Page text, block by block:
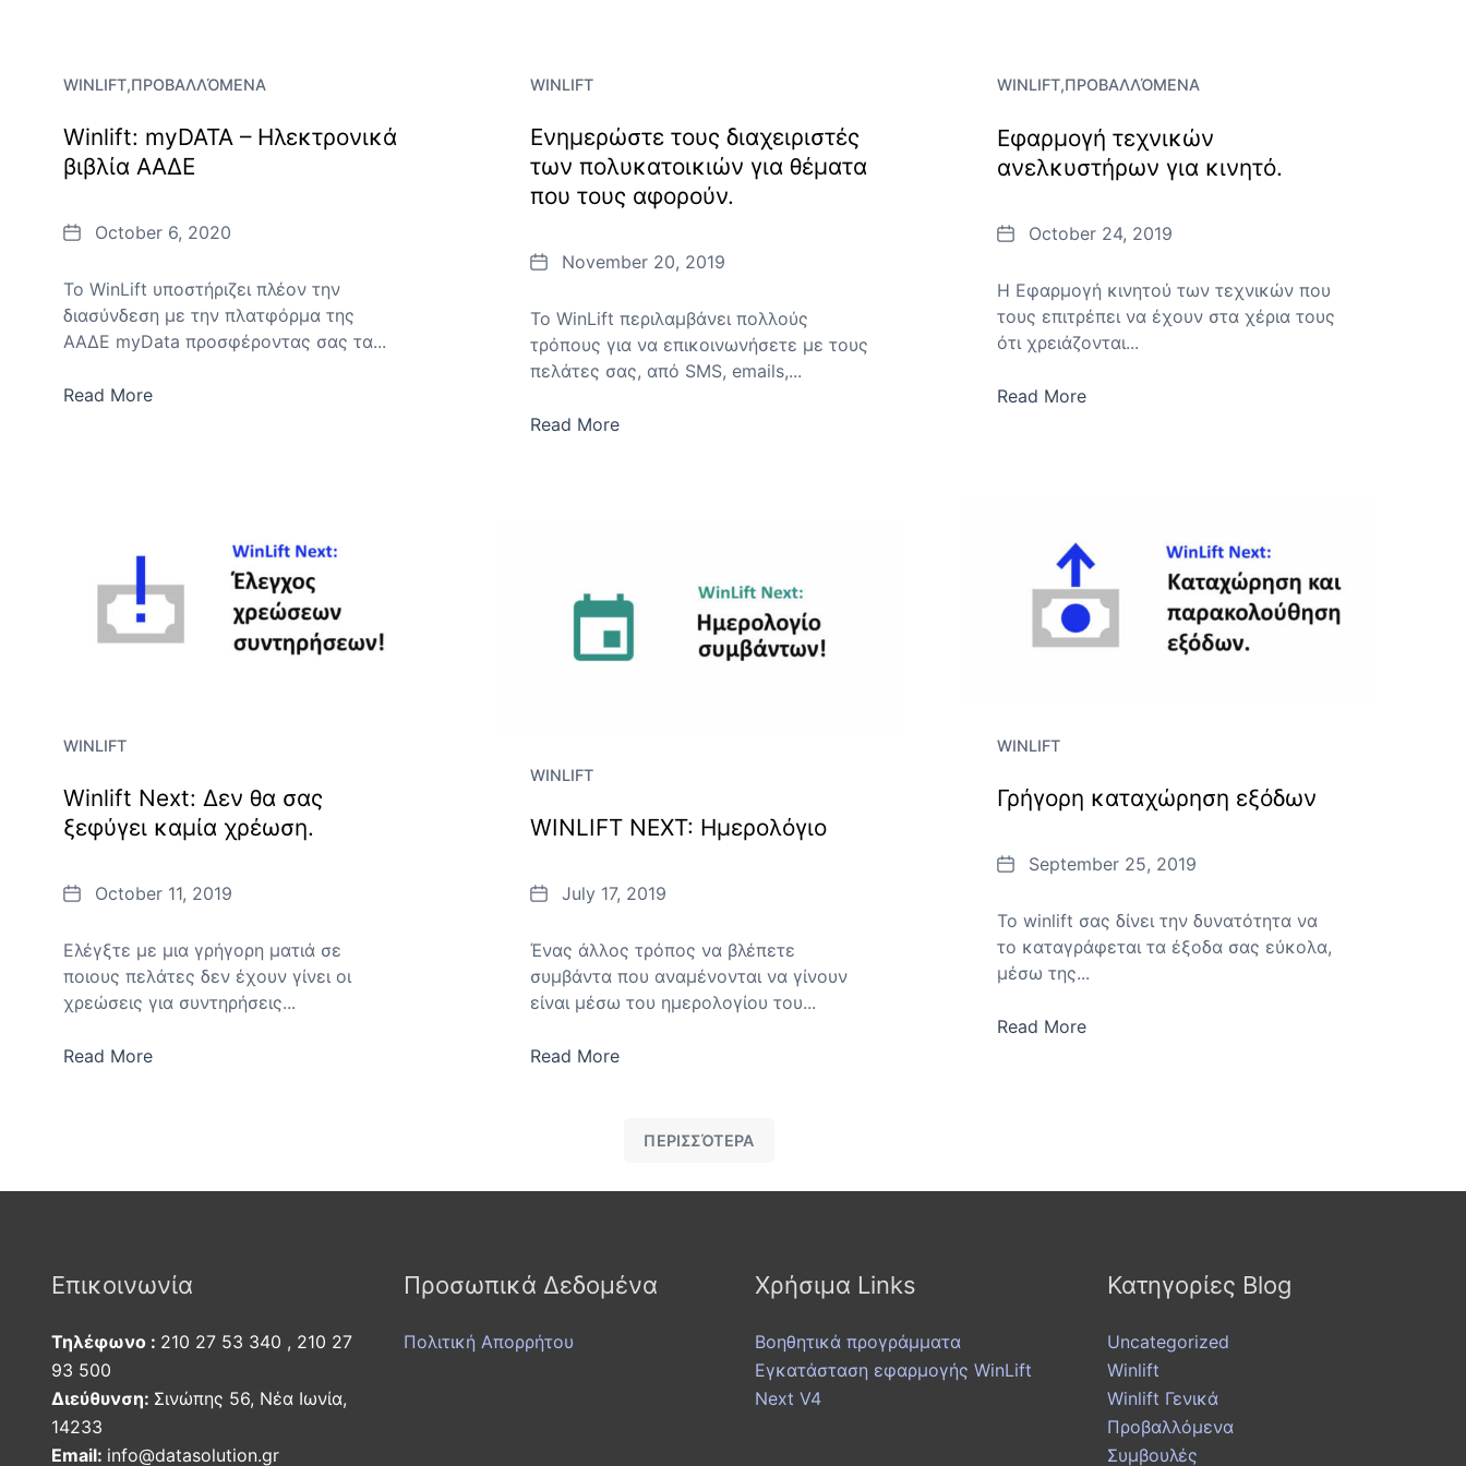
WINLIFT ΠΡΟΒΑΛΛΌΜΕΝΑ
Winlift: myDATA – Ηλεκτρονικά
βιβλία ΑΑΔΕ
DateOctober 6, 2020
To WinLift υποστήριζει πλέον την
διασύνδεση με την πλατφόρμα της
ΑΑΔΕ myData προσφέροντας σας τα...
Read More
WINLIFT
Ενημερώστε τους διαχειριστές
των πολυκατοικιών για θέματα
που τους αφορούν.
DateNovember 20, 2019
To WinLift περιλαμβάνει πολλούς
τρόπους για να επικοινωνήσετε με τους
πελάτες σας, από SMS, emails,...
Read More
WINLIFT ΠΡΟΒΑΛΛΌΜΕΝΑ
Εφαρμογή τεχνικών
ανελκυστήρων για κινητό.
DateOctober 24, 2019
Η Εφαρμογή κινητού των τεχνικών που
τους επιτρέπει να έχουν στα χέρια τους
ότι χρειάζονται...
Read More
WINLIFT
Winlift Next: Δεν θα σας
ξεφύγει καμία χρέωση.
DateOctober 11, 2019
Ελέγξτε με μια γρήγορη ματιά σε
ποιους πελάτες δεν έχουν γίνει οι
χρεώσεις για συντηρήσεις...
Read More
WINLIFT
Γρήγορη καταχώρηση εξόδων
DateSeptember 25, 2019
Το winlift σας δίνει την δυνατότητα να
το καταγράφεται τα έξοδα σας εύκολα,
μέσω της...
Read More
WINLIFT
WINLIFT NEXT: Ημερολόγιο
DateJuly 17, 2019
Ένας άλλος τρόπος να βλέπετε
συμβάντα που αναμένονται να γίνουν
είναι μέσω του ημερολογίου του...
Read More
ΠΕΡΙΣΣΌΤΕΡΑ
Επικοινωνία
Τηλέφωνο : 210 27 53 340 , 210 27
93 500
Διεύθυνση: Σινώπης 56, Νέα Ιωνία,
14233
Εmail: info@datasolution.gr
Προσωπικά Δεδομένα
Πολιτική Απορρήτου
Χρήσιμα Links
Βοηθητικά προγράμματα
Εγκατάσταση εφαρμογής WinLift
Next V4
Κατηγορίες Blog
Uncategorized
Winlift
Winlift Γενικά
Προβαλλόμενα
Συμβουλές